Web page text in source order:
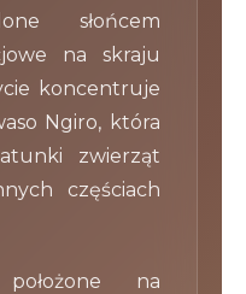
słońcem
na skraju
koncentruje
Ngiro, która
zwierząt
częściach
na